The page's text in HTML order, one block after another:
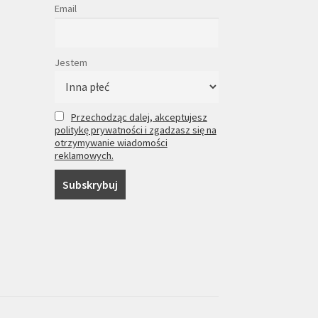
Email
Jestem
Przechodząc dalej, akceptujesz
politykę prywatności i zgadzasz się na
otrzymywanie wiadomości
reklamowych.